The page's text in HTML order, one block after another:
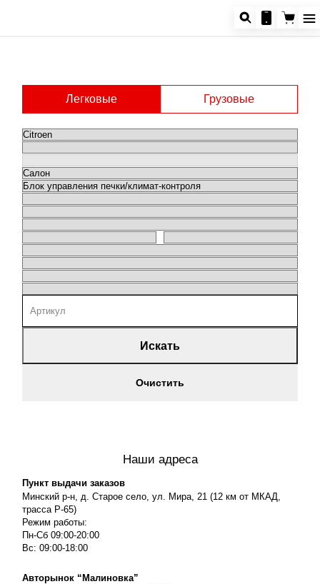
Легковые Грузовые
Искать
Очистить
Наши адреса
Пункт выдачи заказов
Минский р-н, д. Старое село, ул. Мира, 21 (12 км от МКАД,
трасса P-65)
Режим работы:
Пн-Сб 09:00-20:00
Вс: 09:00-18:00
Авторынок “Малиновка”